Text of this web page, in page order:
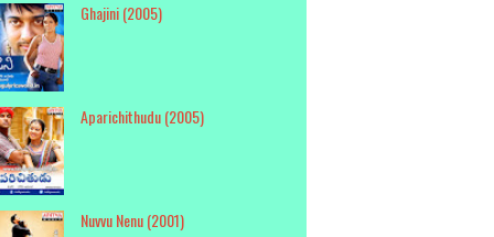
Ghajini (2005)
Aparichithudu (2005)
Nuvvu Nenu (2001)